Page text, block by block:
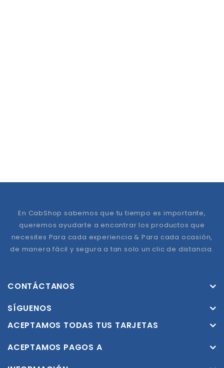
En CabShop sabemos que tu tiempo es importante,
queremos ayudarte a encontrar los productos que
necesites Para cada experiencia & Para cada ocasión,
de manera fácil y segura a tan solo un clic de distancia.
CONTÁCTANOS
SÍGUENOS
ACEPTAMOS TODAS TUS TARJETAS
ACEPTAMOS PAGOS A